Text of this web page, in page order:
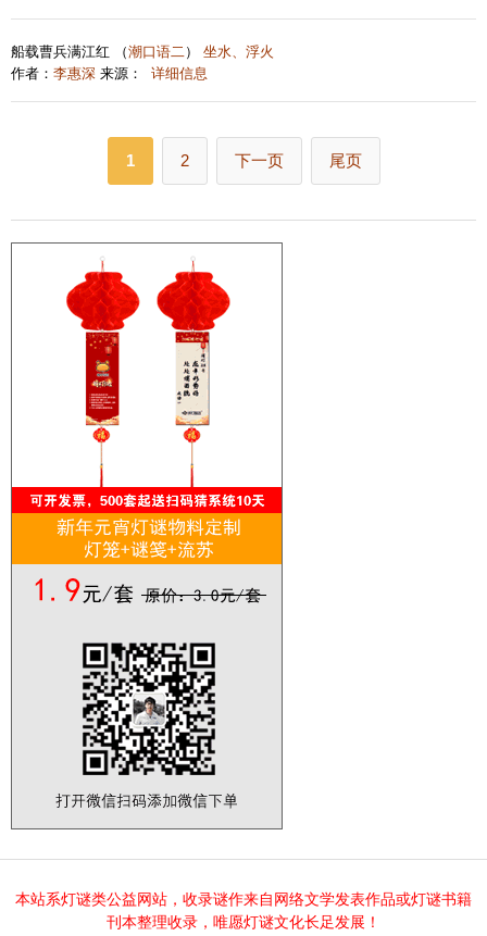
船载曹兵满江红 （潮口语二） 坐水、浮火
作者： 李惠深 来源： 详细信息
1 2 下一页 尾页
本站系灯谜类公益网站，收录谜作来自网络文学发表作品或灯谜书籍
刊本整理收录，唯愿灯谜文化长足发展！